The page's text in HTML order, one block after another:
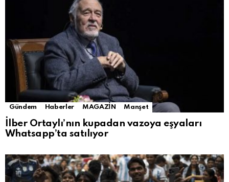
Gündem Haberler MAGAZİN Manşet
İlber Ortaylı’nın kupadan vazoya eşyaları
Whatsapp’ta satılıyor